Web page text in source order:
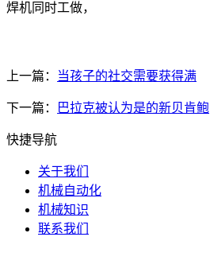
焊机同时工做，
上一篇： 当孩子的社交需要获得满
下一篇： 巴拉克被认为是的新贝肯鲍
快捷导航
关于我们
机械自动化
机械知识
联系我们